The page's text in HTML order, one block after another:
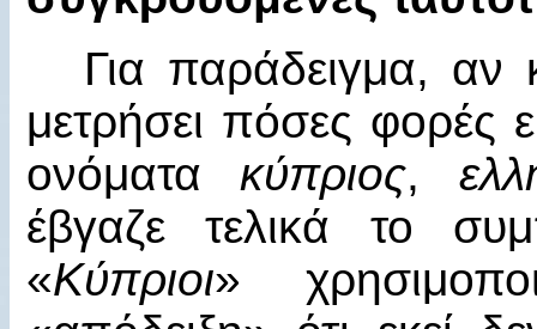
Για παράδειγμα, αν
μετρήσει πόσες φορές
ονόματα κύπριος,
έβγαζε τελικά το
«Κύπριοι»